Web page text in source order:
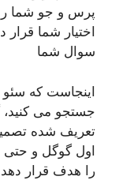
پرس و جو شما را
اختیار شما
سوال شما
اینجاست که سئو
جستجو می
تعریف شده
اول گوگل و حتی
را هدف قرار